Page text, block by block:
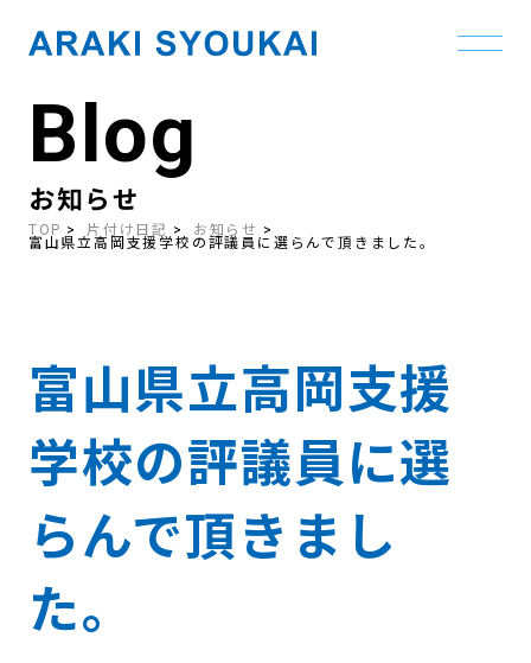
contentBlog
お知らせ
TOP 片付け日記 お知らせ
富山県立高岡支援学校の評議員に選らんで頂きました。
富山県立高岡支援
学校の評議員に選
らんで頂きまし
た。